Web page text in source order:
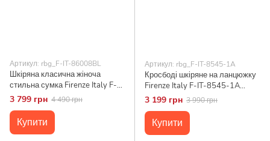
Артикул: rbg_F-IT-86008BL
Шкіряна класична жіноча
стильна сумка Firenze Italy F-
IT-86008BL Блакитний
3 799 грн 4 490 грн
Купити
Артикул: rbg_F-IT-8545-1A
Кросбоді шкіряне на ланцюжку
Firenze Italy F-IT-8545-1A
чорний
3 199 грн 3 990 грн
Купити